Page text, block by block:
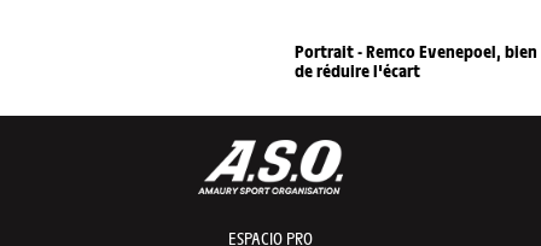
Portrait - Remco Evenepoel, bien
de réduire l'écart
ESPACIO PRO